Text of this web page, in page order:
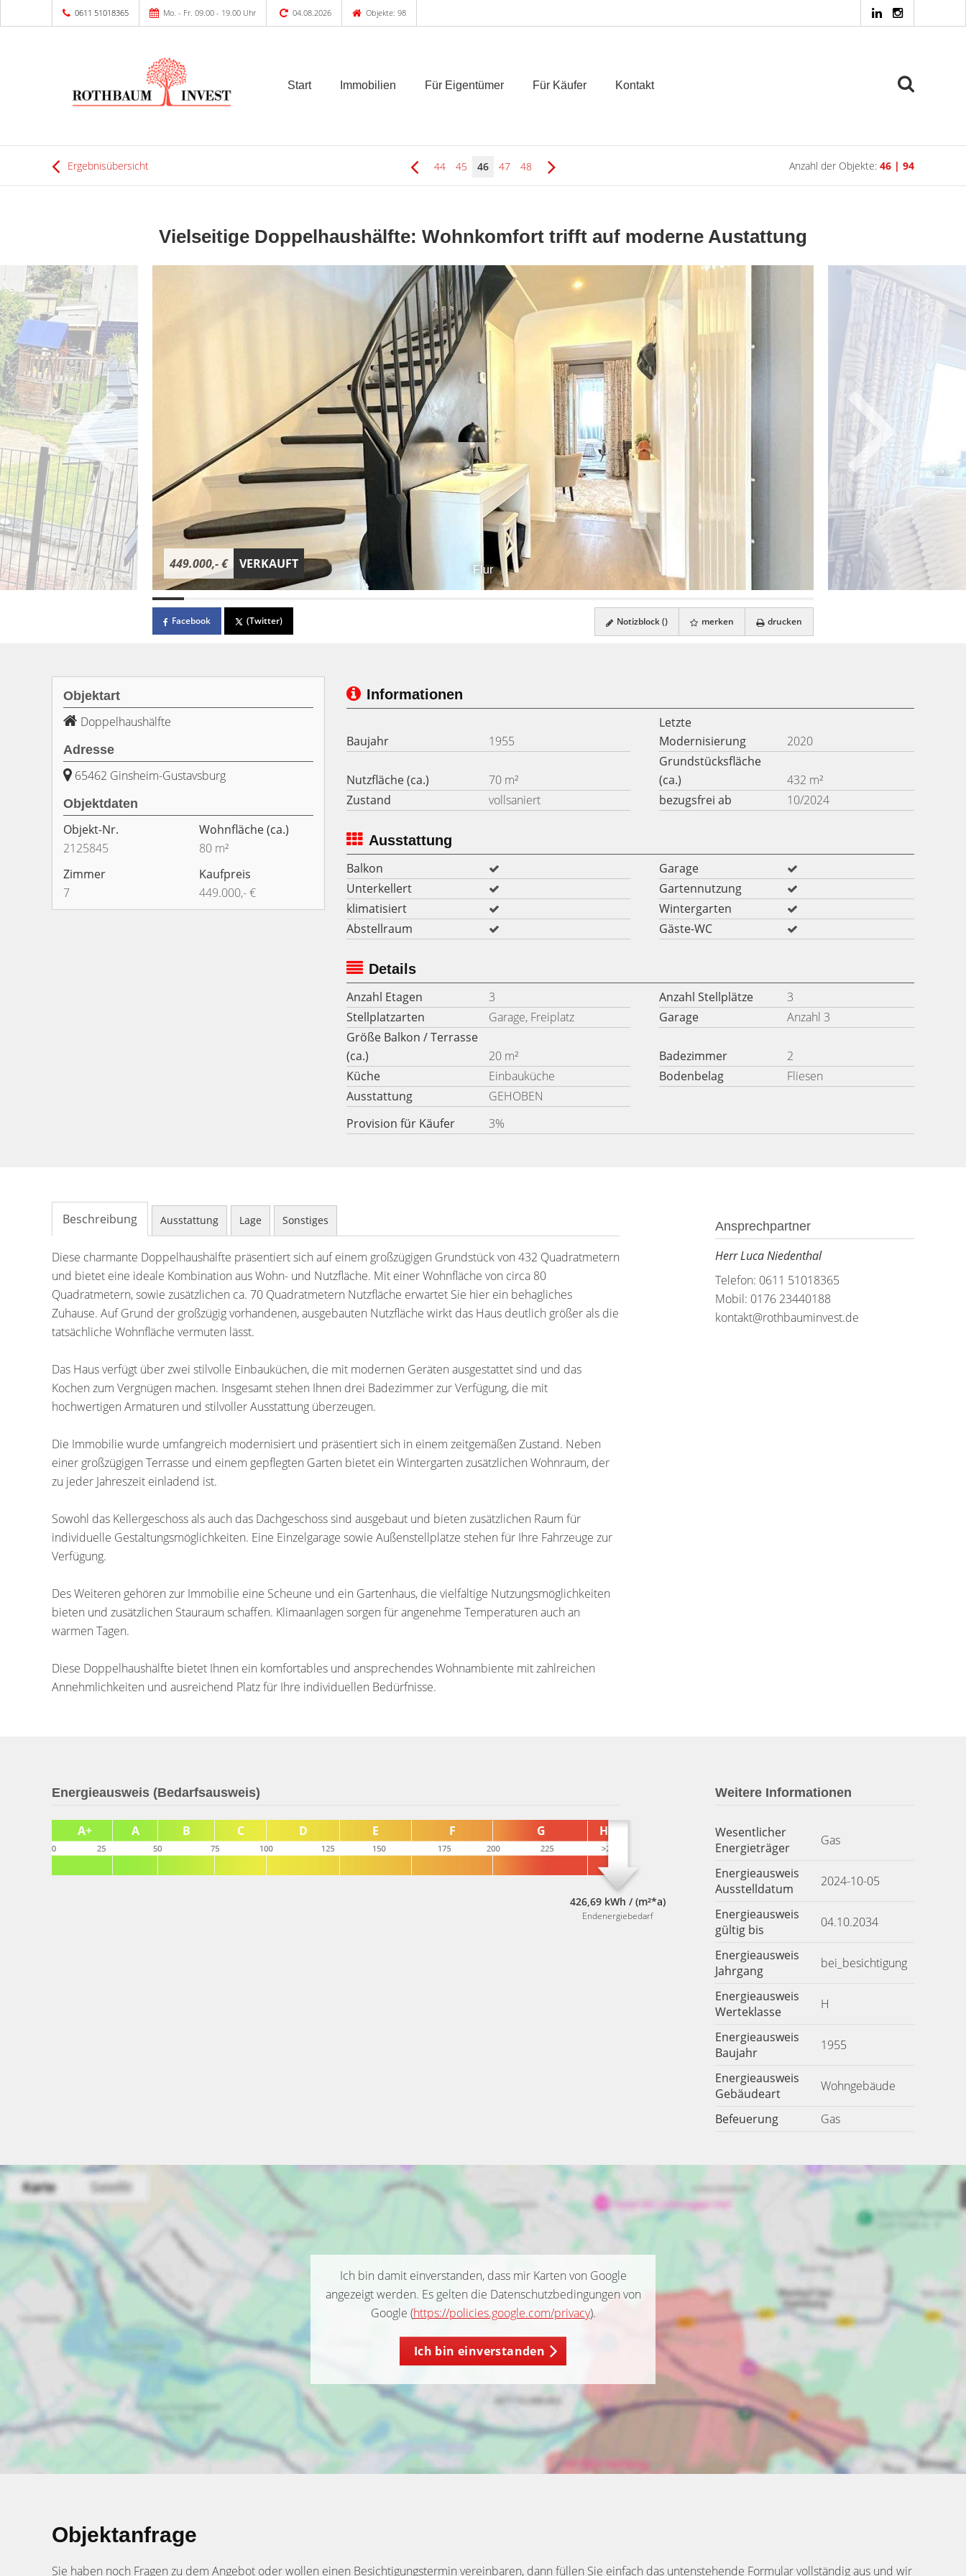
0611 51018365 Mo. - Fr. 09.00 - 19.00 Uhr 04.08.2026 Objekte: 98
Start Immobilien Für Eigentümer Für Käufer Kontakt
Ergebnisübersicht 44 45 46 47 48 Anzahl der Objekte: 46 | 94
Vielseitige Doppelhaushälfte: Wohnkomfort trifft auf moderne Austattung
Flur
449.000,- € VERKAUFT
Facebook (Twitter) Notizblock () merken drucken
Objektart
Doppelhaushälfte
Adresse
65462 Ginsheim-Gustavsburg
Objektdaten
Objekt-Nr.
2125845
Wohnfläche(ca.)
80 m²
Zimmer
7
Kaufpreis
449.000,- €
Informationen
Baujahr 1955
Letzte
Modernisierung
2020
Nutzfläche (ca.) 70 m²
Grundstücksfläche
(ca.)
432 m²
Zustand
vollsaniert bezugsfrei ab 10/2024
Ausstattung
Balkon
Garage
Unterkellert
Gartennutzung
klimatisiert
Wintergarten
Abstellraum
Gäste-WC
Details
Anzahl Etagen
3 Anzahl Stellplätze
3
Stellplatzarten
Garage, Freiplatz Garage
Anzahl 3
Größe Balkon / Terrasse
(ca.)
20 m² Badezimmer
2
Küche
Einbauküche Bodenbelag
Fliesen
Ausstattung
GEHOBEN
Provision für Käufer
3%
Beschreibung Ausstattung Lage Sonstiges
Diese charmante Doppelhaushälfte präsentiert sich auf einem großzügigen Grundstück von 432 Quadratmetern
und bietet eine ideale Kombination aus Wohn- und Nutzfläche. Mit einer Wohnfläche von circa 80
Quadratmetern, sowie zusätzlichen ca. 70 Quadratmetern Nutzfläche erwartet Sie hier ein behagliches
Zuhause. Auf Grund der großzügig vorhandenen, ausgebauten Nutzfläche wirkt das Haus deutlich größer als die
tatsächliche Wohnfläche vermuten lässt.
Das Haus verfügt über zwei stilvolle Einbauküchen, die mit modernen Geräten ausgestattet sind und das
Kochen zum Vergnügen machen. Insgesamt stehen Ihnen drei Badezimmer zur Verfügung, die mit
hochwertigen Armaturen und stilvoller Ausstattung überzeugen.
Die Immobilie wurde umfangreich modernisiert und präsentiert sich in einem zeitgemäßen Zustand. Neben
einer großzügigen Terrasse und einem gepflegten Garten bietet ein Wintergarten zusätzlichen Wohnraum, der
zu jeder Jahreszeit einladend ist.
Sowohl das Kellergeschoss als auch das Dachgeschoss sind ausgebaut und bieten zusätzlichen Raum für
individuelle Gestaltungsmöglichkeiten. Eine Einzelgarage sowie Außenstellplätze stehen für Ihre Fahrzeuge zur
Verfügung.
Des Weiteren gehören zur Immobilie eine Scheune und ein Gartenhaus, die vielfältige Nutzungsmöglichkeiten
bieten und zusätzlichen Stauraum schaffen. Klimaanlagen sorgen für angenehme Temperaturen auch an
warmen Tagen.
Diese Doppelhaushälfte bietet Ihnen ein komfortables und ansprechendes Wohnambiente mit zahlreichen
Annehmlichkeiten und ausreichend Platz für Ihre individuellen Bedürfnisse.
Ansprechpartner
Herr Luca Niedenthal
Telefon: 0611 51018365
Mobil: 0176 23440188
kontakt@rothbauminvest.de
Energieausweis (Bedarfsausweis)
426,69 kWh / (m²*a)
Endenergiebedarf
Weitere Informationen
Wesentlicher
Energieträger
Gas
Energieausweis
Ausstelldatum
2024-10-05
Energieausweis
gültig bis
04.10.2034
Energieausweis
Jahrgang
bei_besichtigung
Energieausweis
Werteklasse
H
Energieausweis
Baujahr
1955
Energieausweis
Gebäudeart
Wohngebäude
Befeuerung Gas
Ich bin damit einverstanden, dass mir Karten von Google
angezeigt werden. Es gelten die Datenschutzbedingungen von
Google (https://policies.google.com/privacy).
Ich bin einverstanden
Objektanfrage
Sie haben noch Fragen zu dem Angebot oder wollen einen Besichtigungstermin vereinbaren, dann füllen Sie einfach das untenstehende Formular vollständig aus und wir